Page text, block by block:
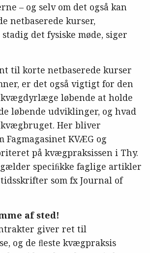
– og selv om det også kan
netbaserede kurser,
det fysiske møde, siger
til korte netbaserede kurser
er det også vigtigt for den
løbende at holde
løbende udviklinger, og hvad
Her bliver
Fagmagasinet KVÆG og
på kvægpraksissen i Thy.
gælder speciﬁkke faglige artikler
som fx Journal of
af sted!
giver ret til
og de ﬂeste kvægpraksis